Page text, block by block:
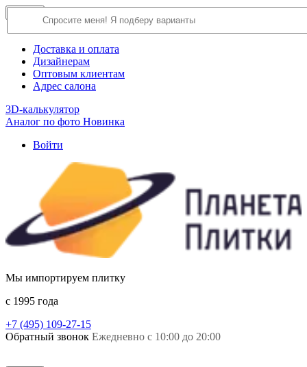
О компании
Доставка и оплата
Дизайнерам
Оптовым клиентам
Адрес салона
3D-калькулятор
Аналог по фото Новинка
Войти
Мы импортируем плитку
c 1995 года
+7 (495) 109-27-15
Обратный звонок Ежедневно с 10:00 до 20:00